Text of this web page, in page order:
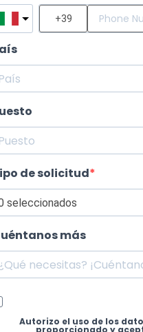
de solicitud
seleccionados
más
Autorizo el uso de los